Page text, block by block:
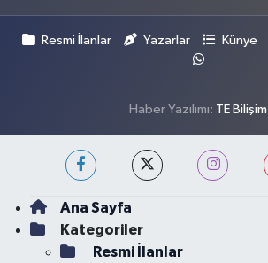
Resmi İlanlar Yazarlar Künye
Haber Yazılımı: TE Bilişim
Ana Sayfa
Kategoriler
Resmi İlanlar